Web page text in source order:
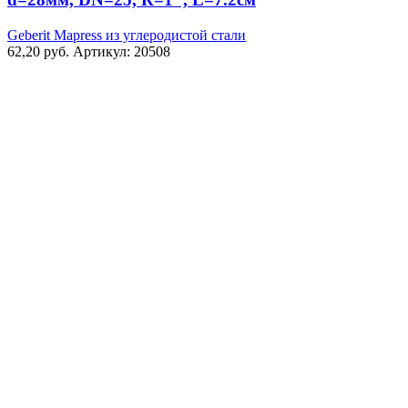
90°,
с
Geberit Mapress из углеродистой стали
62,20 руб. Артикул: 20508